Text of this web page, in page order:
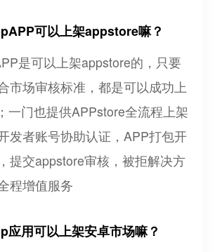
可以上架appstore嘛？
是可以上架appstore的，只要
市场审核标准，都是可以成功上
一门也提供APPstore全流程上架
发者账号协助认证，APP打包开
提交appstore审核，被拒解决方
程增值服务
应用可以上架安卓市场嘛？